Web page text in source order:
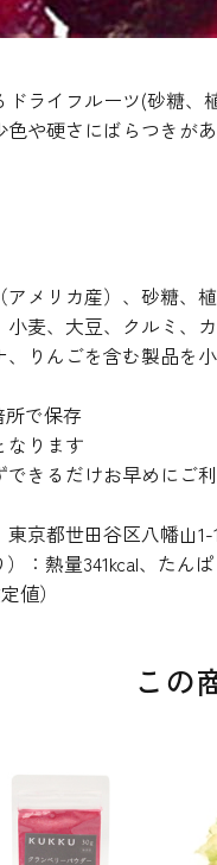
ライフルーツ(砂糖、
や硬さにばらつきが
メリカ産）、砂糖、
麦、大豆、クルミ、
りんごを含む製品を小
で保存
ります
きるだけお早めにご利
京都世田谷区八幡山1-
：熱量341kcal、たん
値）
この